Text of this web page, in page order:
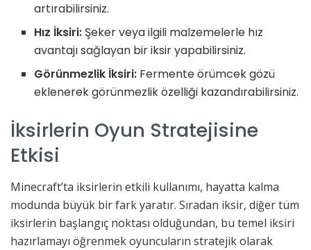
artırabilirsiniz.
Hız İksiri: Şeker veya ilgili malzemelerle hız
avantajı sağlayan bir iksir yapabilirsiniz.
Görünmezlik İksiri: Fermente örümcek gözü
eklenerek görünmezlik özelliği kazandırabilirsiniz.
İksirlerin Oyun Stratejisine
Etkisi
Minecraft’ta iksirlerin etkili kullanımı, hayatta kalma
modunda büyük bir fark yaratır. Sıradan iksir, diğer tüm
iksirlerin başlangıç noktası olduğundan, bu temel iksiri
hazırlamayı öğrenmek oyuncuların stratejik olarak